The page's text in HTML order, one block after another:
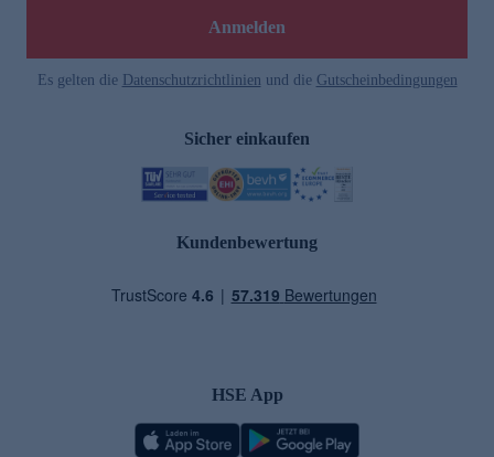
Anmelden
Es gelten die Datenschutzrichtlinien und die Gutscheinbedingungen
Sicher einkaufen
Kundenbewertung
HSE App